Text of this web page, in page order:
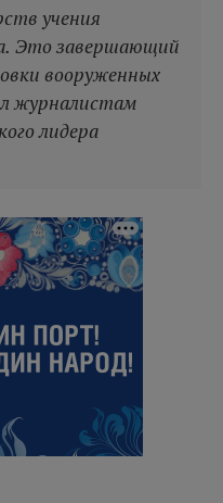
учения
Это завершающий
вооруженных
журналистам
лидера